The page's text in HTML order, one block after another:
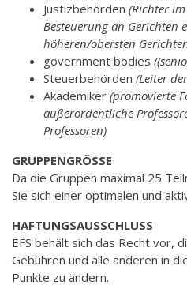
Justizbehörden (Richter
Besteuerung an Gerichten
höheren/obersten
government bodies
Steuerbehörden (Leiter
Akademiker (promovierte
außerordentliche
Professoren)
GRUPPENGRÖSSE
Da die Gruppen maximal 25
Sie sich einer optimalen und
HAFTUNGSAUSSCHLUSS
EFS behält sich das Recht vor,
Gebühren und alle anderen in
Punkte zu ändern.